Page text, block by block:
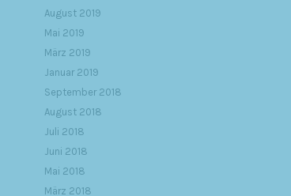
August 2019
Mai 2019
März 2019
Januar 2019
September 2018
August 2018
Juli 2018
Juni 2018
Mai 2018
März 2018